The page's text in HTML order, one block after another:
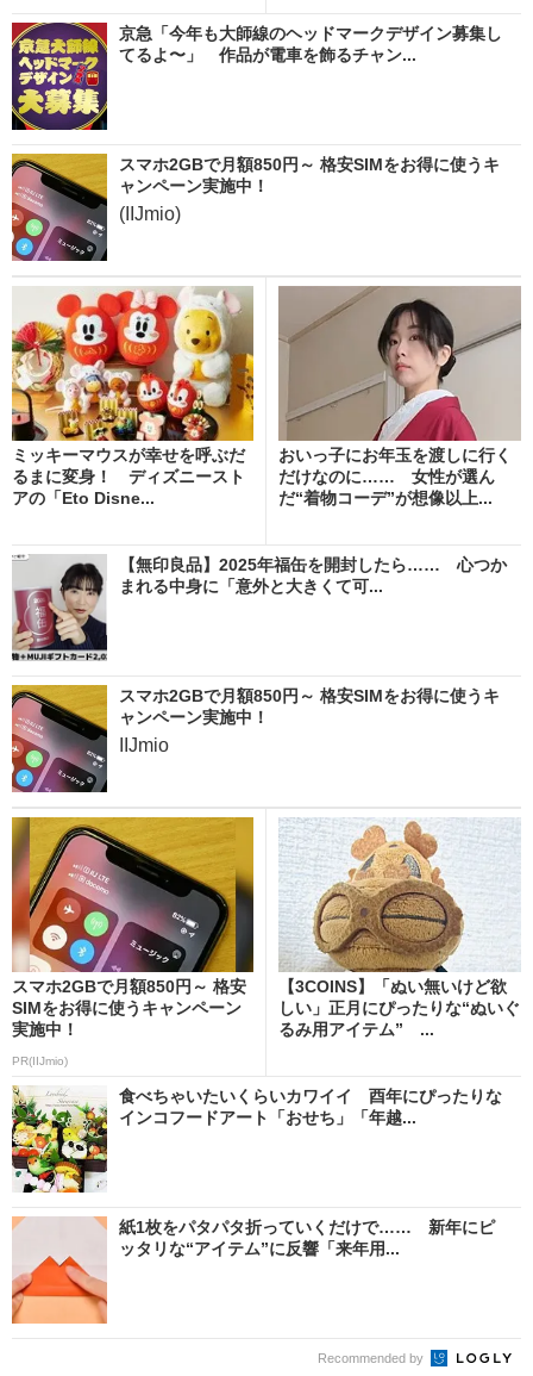
京急「今年も大師線のヘッドマークデザイン募集し
てるよ〜」 作品が電車を飾るチャン...
スマホ2GBで月額850円～ 格安SIMをお得に使うキ
ャンペーン実施中！
(IIJmio)
ミッキーマウスが幸せを呼ぶだ
るまに変身！ ディズニースト
アの「Eto Disne...
おいっ子にお年玉を渡しに行く
だけなのに…… 女性が選ん
だ“着物コーデ”が想像以上...
【無印良品】2025年福缶を開封したら…… 心つか
まれる中身に「意外と大きくて可...
スマホ2GBで月額850円～ 格安SIMをお得に使うキ
ャンペーン実施中！
IIJmio
スマホ2GBで月額850円～ 格安
SIMをお得に使うキャンペーン
実施中！
PR(IIJmio)
【3COINS】「ぬい無いけど欲
しい」正月にぴったりな“ぬいぐ
るみ用アイテム” ...
食べちゃいたいくらいカワイイ 酉年にぴったりな
インコフードアート「おせち」「年越...
紙1枚をパタパタ折っていくだけで…… 新年にピ
ッタリな“アイテム”に反響「来年用...
Recommended by